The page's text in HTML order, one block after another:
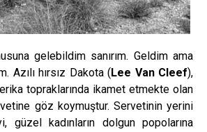
gelebildim sanırım. Geldim ama
Azılı hırsız Dakota ( Lee Van Cleef),
topraklarında ikamet etmekte olan
göz koymuştur. Servetinin yerini
kadınların dolgun popolarına